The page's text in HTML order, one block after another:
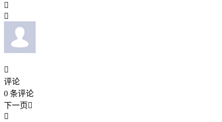



评论
0 条评论
下一页
